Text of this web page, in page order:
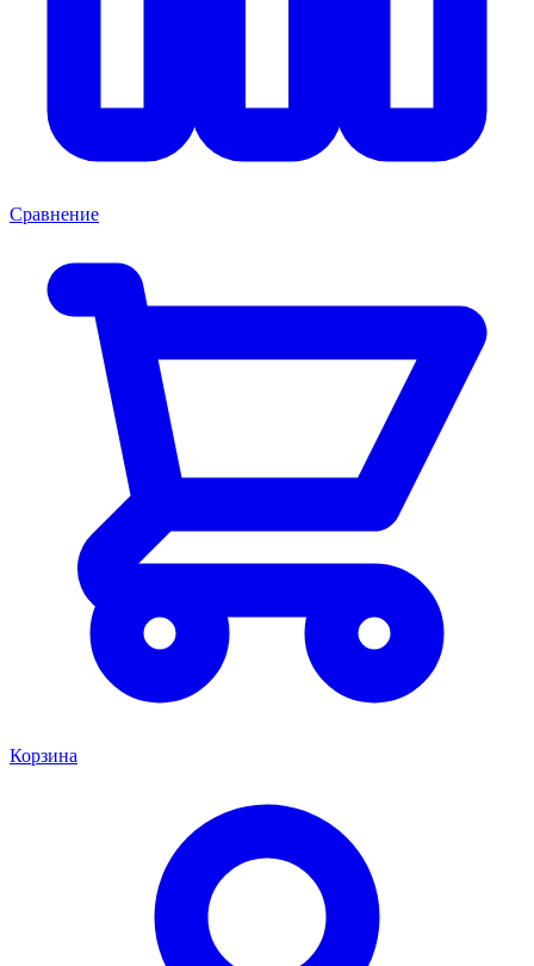
Сравнение
Корзина